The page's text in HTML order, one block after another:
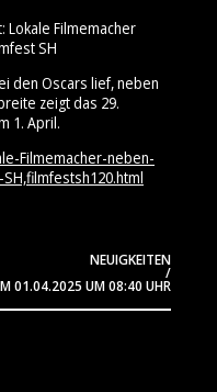
Lokale Filmemacher
SH
den Oscars lief, neben
zeigt das 29.
1. April.
Filmemacher-neben-
NEUIGKEITEN
/
01.04.2025 UM 08:40 UHR